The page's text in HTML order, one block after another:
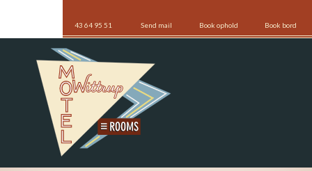
43 64 95 51 Send mail Book ophold Book bord